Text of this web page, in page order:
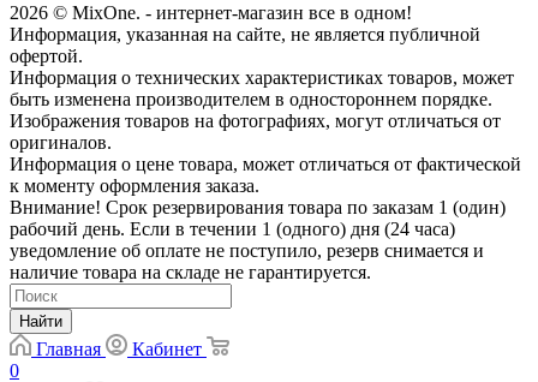
2026 © MixOne. - интернет-магазин все в одном!
Информация, указанная на сайте, не является публичной
офертой.
Информация о технических характеристиках товаров, может
быть изменена производителем в одностороннем порядке.
Изображения товаров на фотографиях, могут отличаться от
оригиналов.
Информация о цене товара, может отличаться от фактической
к моменту оформления заказа.
Внимание! Срок резервирования товара по заказам 1 (один)
рабочий день. Если в течении 1 (одного) дня (24 часа)
уведомление об оплате не поступило, резерв снимается и
наличие товара на складе не гарантируется.
Найти
Главная
Кабинет
0